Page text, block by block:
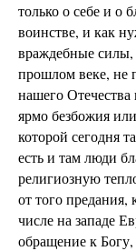
только о себе и о
воинстве, и как
враждебные
прошлом веке, не
нашего
ярмо безбожия
которой сегодня
есть и там люди
религиозную
от того
числе на западе
обращение к Богу,